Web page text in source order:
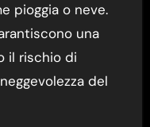
pioggia o neve.
una
il rischio di
del